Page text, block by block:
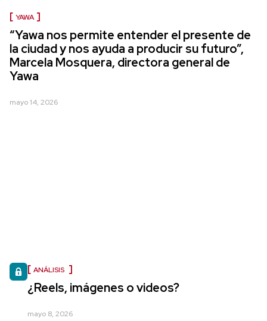
YAWA
“Yawa nos permite entender el presente de
la ciudad y nos ayuda a producir su futuro”,
Marcela Mosquera, directora general de
Yawa
mayo 14, 2026
ANÁLISIS
¿Reels, imágenes o videos?
mayo 8, 2026